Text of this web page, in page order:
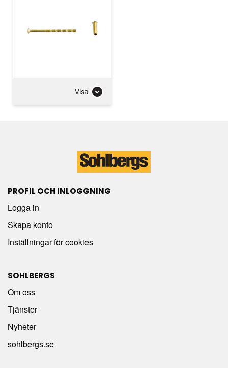
Visa
PROFIL OCH INLOGGNING
Logga in
Skapa konto
Inställningar för cookies
SOHLBERGS
Om oss
Tjänster
Nyheter
sohlbergs.se